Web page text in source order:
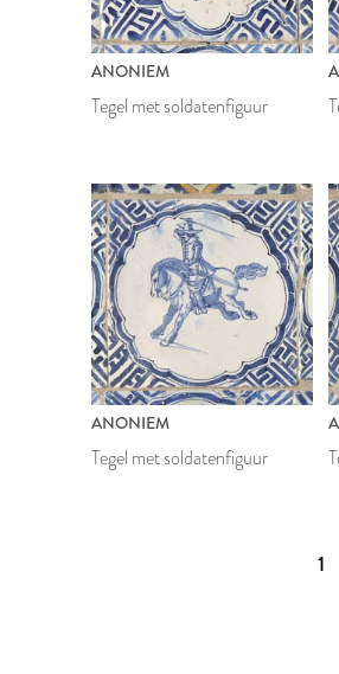
ANONIEM
Tegel met soldatenfiguur
ANONIEM
Tegel met soldatenfiguur
1